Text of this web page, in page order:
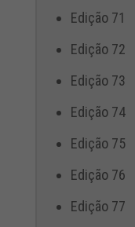
Edição 71
Edição 72
Edição 73
Edição 74
Edição 75
Edição 76
Edição 77